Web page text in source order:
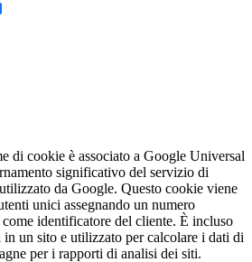
di cookie è associato a Google Universal
significativo del servizio di
da Google. Questo cookie viene
unici assegnando un numero
come identificatore del cliente. È incluso
un sito e utilizzato per calcolare i dati di
per i rapporti di analisi dei siti.